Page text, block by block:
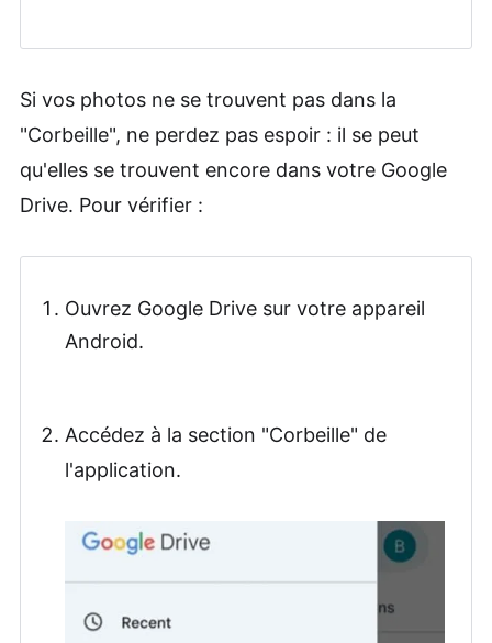
Si vos photos ne se trouvent pas dans la
"Corbeille", ne perdez pas espoir : il se peut
qu'elles se trouvent encore dans votre Google
Drive. Pour vérifier :
Ouvrez Google Drive sur votre appareil
Android.
Accédez à la section "Corbeille" de
l'application.